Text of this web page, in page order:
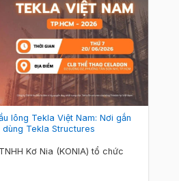
lông Tekla Việt Nam: Nơi gắn
Tekla Structures
Kơ Nia (KONIA) tổ chức